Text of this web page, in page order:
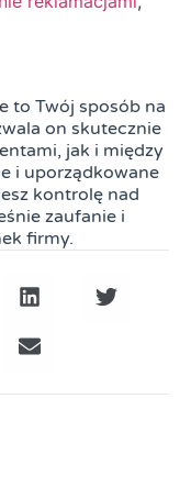
to Twój sposób na
on skutecznie
jak i między
i uporządkowane
kontrolę nad
zaufanie i
firmy.